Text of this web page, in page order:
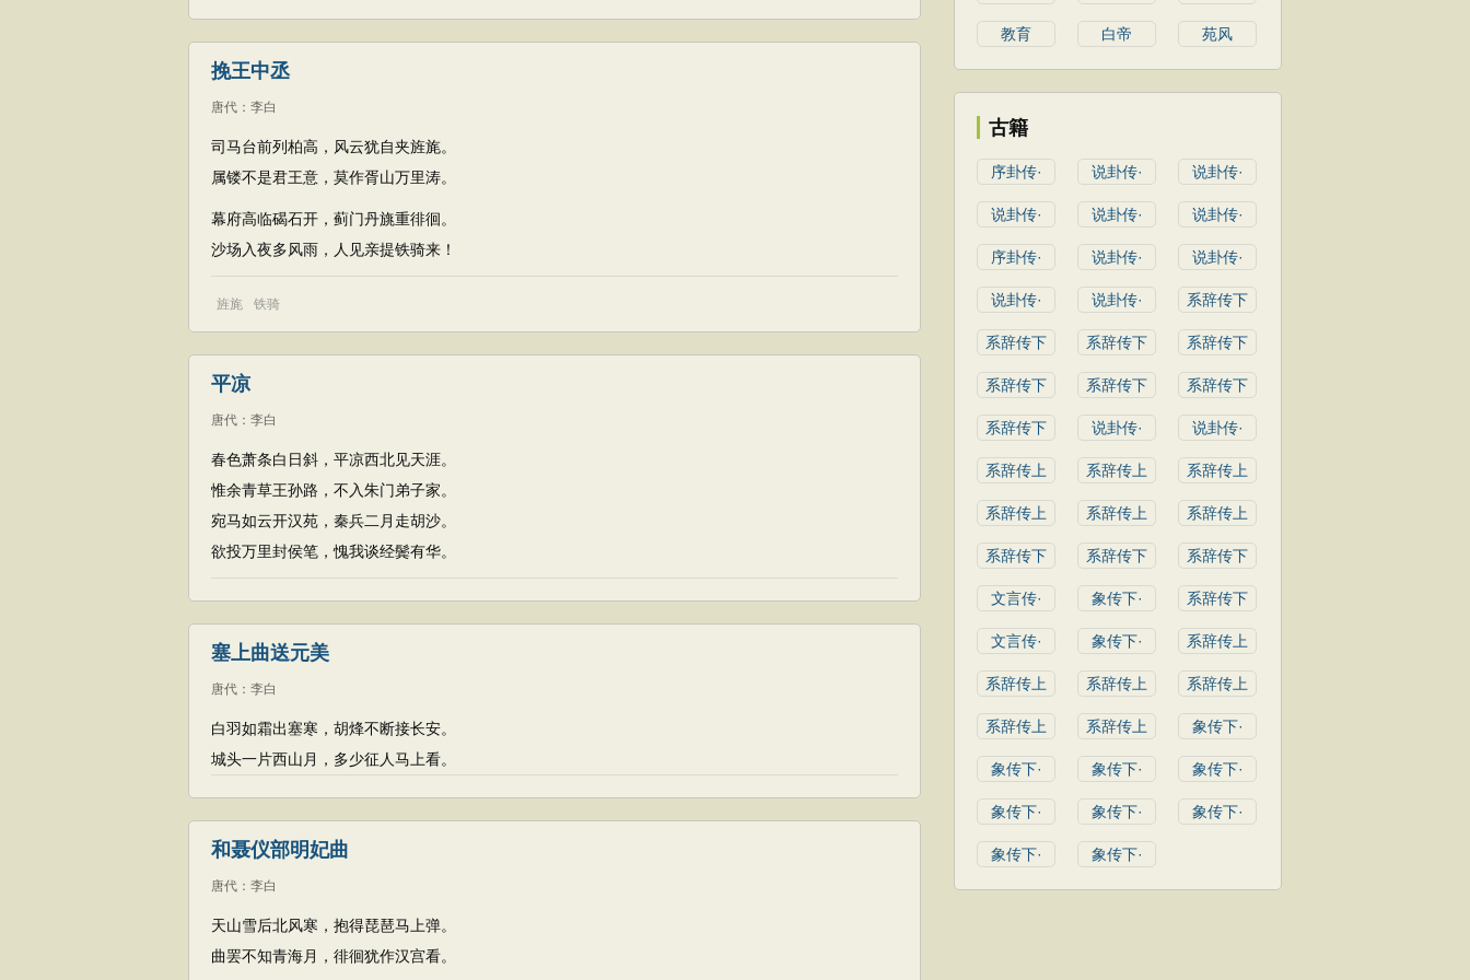
挽王中丞
唐代 ： 李白
司马台前列柏高，风云犹自夹旌旄。
属镂不是君王意，莫作胥山万里涛。
幕府高临碣石开，蓟门丹旐重徘徊。
沙场入夜多风雨，人见亲提铁骑来！
旌旄 铁骑
平凉
唐代 ： 李白
春色萧条白日斜，平凉西北见天涯。
惟余青草王孙路，不入朱门弟子家。
宛马如云开汉苑，秦兵二月走胡沙。
欲投万里封侯笔，愧我谈经鬓有华。
塞上曲送元美
唐代 ： 李白
白羽如霜出塞寒，胡烽不断接长安。
城头一片西山月，多少征人马上看。
和聂仪部明妃曲
唐代 ： 李白
天山雪后北风寒，抱得琵琶马上弹。
曲罢不知青海月，徘徊犹作汉宫看。
教育 白帝 苑风
古籍
序卦传· 说卦传· 说卦传·
说卦传· 说卦传· 说卦传·
序卦传· 说卦传· 说卦传·
说卦传· 说卦传· 系辞传下
系辞传下 系辞传下 系辞传下
系辞传下 系辞传下 系辞传下
系辞传下 说卦传· 说卦传·
系辞传上 系辞传上 系辞传上
系辞传上 系辞传上 系辞传上
系辞传下 系辞传下 系辞传下
文言传· 象传下· 系辞传下
文言传· 象传下· 系辞传上
系辞传上 系辞传上 系辞传上
系辞传上 系辞传上 象传下·
象传下· 象传下· 象传下·
象传下· 象传下· 象传下·
象传下· 象传下·